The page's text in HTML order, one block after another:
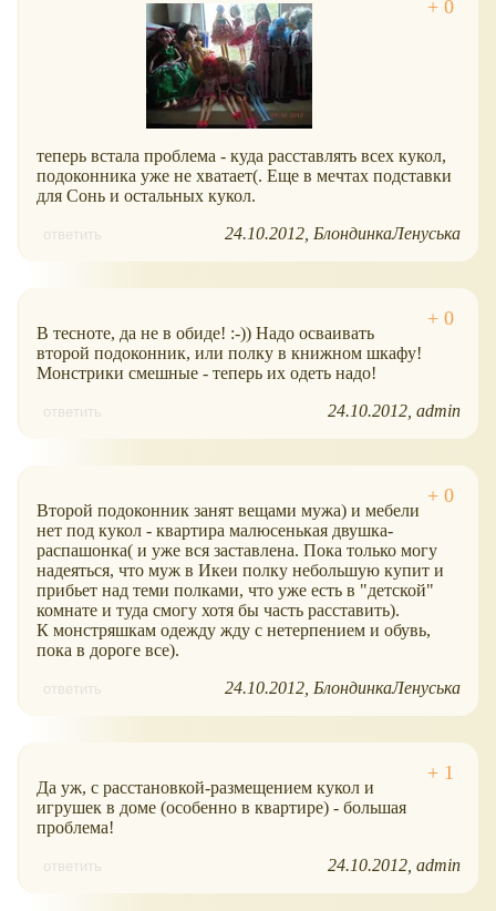
теперь встала проблема - куда расставлять всех кукол,
подоконника уже не хватает(. Еще в мечтах подставки
для Сонь и остальных кукол.
ответить 24.10.2012 БлондинкаЛенуська
В тесноте, да не в обиде! :-)) Надо осваивать
второй подоконник, или полку в книжном шкафу!
Монстрики смешные - теперь их одеть надо!
ответить 24.10.2012 admin
Второй подоконник занят вещами мужа) и мебели
нет под кукол - квартира малюсенькая двушка-
распашонка( и уже вся заставлена. Пока только могу
надеяться, что муж в Икеи полку небольшую купит и
прибьет над теми полками, что уже есть в "детской"
комнате и туда смогу хотя бы часть расставить).
К монстряшкам одежду жду с нетерпением и обувь,
пока в дороге все).
ответить 24.10.2012 БлондинкаЛенуська
Да уж, с расстановкой-размещением кукол и
игрушек в доме (особенно в квартире) - большая
проблема!
ответить 24.10.2012 admin